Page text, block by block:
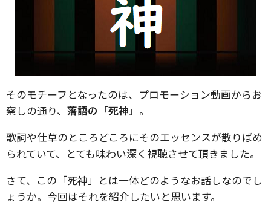
そのモチーフとなったのは、プロモーション動画からお
察しの通り、 落語の「死神」 。
歌詞や仕草のところどころにそのエッセンスが散りばめ
られていて、とても味わい深く視聴させて頂きました。
さて、この「死神」とは一体どのようなお話しなのでし
ょうか。今回はそれを紹介したいと思います。